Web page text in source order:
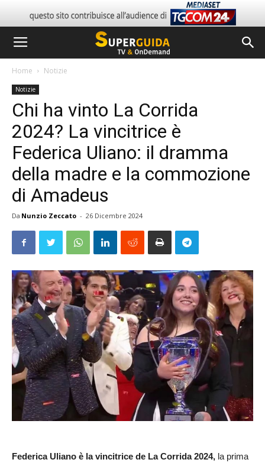
Home Notizie
Notizie
Chi ha vinto La Corrida
2024? La vincitrice è
Federica Uliano: il dramma
della madre e la commozione
di Amadeus
Da Nunzio Zeccato - 26 Dicembre 2024
Federica Uliano è la vincitrice de La Corrida 2024, la prima